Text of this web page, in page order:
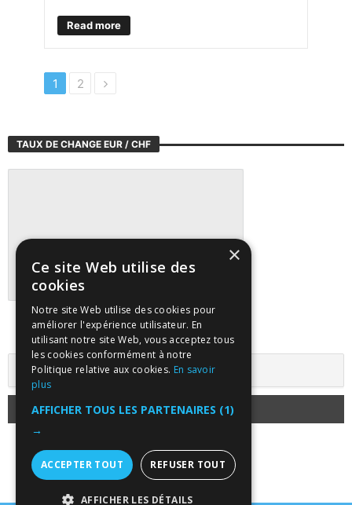
Read more
1 2
TAUX DE CHANGE EUR / CHF
Suivre tous les marchés sur TradingView
×
Ce site Web utilise des
cookies
Notre site Web utilise des cookies pour
améliorer l'expérience utilisateur. En
utilisant notre site Web, vous acceptez tous
les cookies conformément à notre
Politique relative aux cookies. En savoir
plus
AFFICHER TOUS LES PARTENAIRES (1)
→
ACCEPTER TOUT REFUSER TOUT
AFFICHER LES DÉTAILS